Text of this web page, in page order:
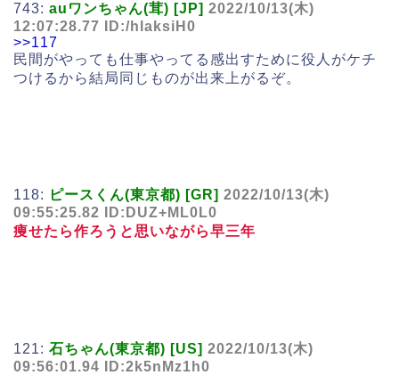
743: auワンちゃん(茸) [JP] 2022/10/13(木)
12:07:28.77 ID:/hlaksiH0
>>117
民間がやっても仕事やってる感出すために役人がケチ
つけるから結局同じものが出来上がるぞ。
118: ピースくん(東京都) [GR] 2022/10/13(木)
09:55:25.82 ID:DUZ+ML0L0
痩せたら作ろうと思いながら早三年
121: 石ちゃん(東京都) [US] 2022/10/13(木)
09:56:01.94 ID:2k5nMz1h0